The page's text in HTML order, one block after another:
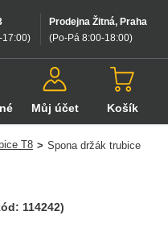
Prodejna Žitná, Praha
(Po-Pá 8:00-18:00)
17:00)
Můj účet Košík
T8 > Spona držák trubice
114242)